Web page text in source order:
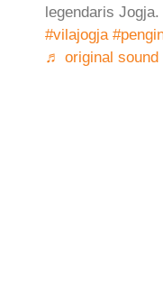
legendaris Jogja.
#vilajogja
♬ original sound